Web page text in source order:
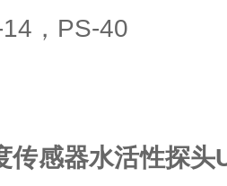
，PS-40
传感器水活性探头